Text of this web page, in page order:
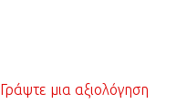
Γράψτε μια αξιολόγηση